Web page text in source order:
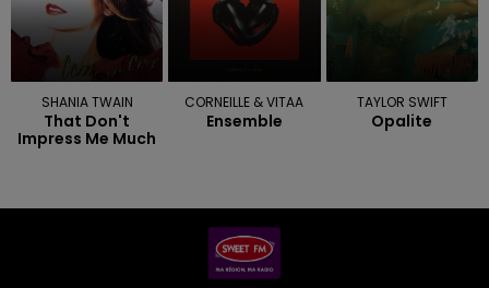
SHANIA TWAIN
That Don't
Impress Me Much
CORNEILLE & VITAA
Ensemble
TAYLOR SWIFT
Opalite